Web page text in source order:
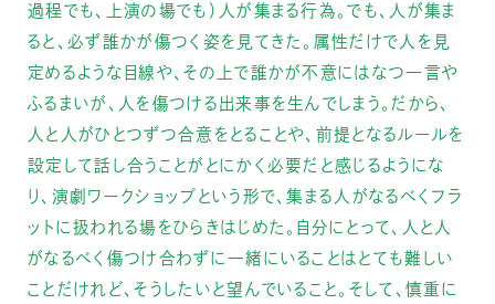
過程でも、上演の場でも）人が集まる行為。でも、人が集ま
ると、必ず誰かが傷つく姿を見てきた。属性だけで人を見
定めるような目線や、その上で誰かが不意にはなつ一言や
ふるまいが、人を傷つける出来事を生んでしまう。だから、
人と人がひとつずつ合意をとることや、前提となるルールを
設定して話し合うことがとにかく必要だと感じるようにな
り、演劇ワークショップという形で、集まる人がなるべくフラ
ットに扱われる場をひらきはじめた。自分にとって、人と人
がなるべく傷つけ合わずに一緒にいることはとても難しい
ことだけれど、そうしたいと望んでいること。そして、慎重に